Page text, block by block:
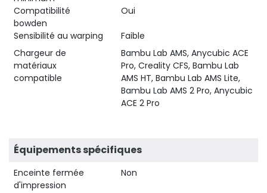
Compatibilité
bowden
Oui
Sensibilité au warping
Faible
Chargeur de
matériaux
compatible
Bambu Lab AMS, Anycubic ACE
Pro, Creality CFS, Bambu Lab
AMS HT, Bambu Lab AMS Lite,
Bambu Lab AMS 2 Pro, Anycubic
ACE 2 Pro
Équipements spécifiques
Enceinte fermée
d'impression
Non